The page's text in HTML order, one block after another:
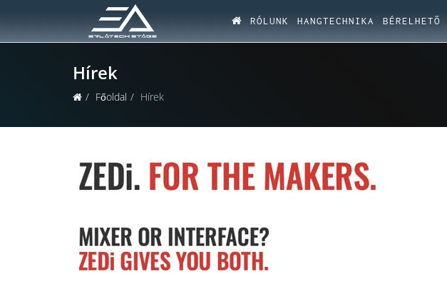
RÓLUNK HANGTECHNIKA BÉRELHETŐ
Hírek
Főoldal Hírek